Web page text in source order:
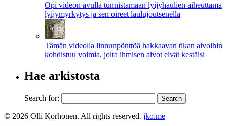
Opi videon avulla tunnistamaan lyijyhaulien aiheuttama
lyijymyrkytys ja sen oireet laulujoutsenella
Tämän videolla linnunpönttöä hakkaavan tikan aivoihin
kohdistuu voimia, joita ihmisen aivot eivät kestäisi
Hae arkistosta
Search for:
© 2026 Olli Korhonen. All rights reserved. jko.me